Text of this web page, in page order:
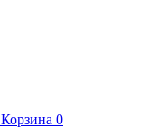
Корзина 0